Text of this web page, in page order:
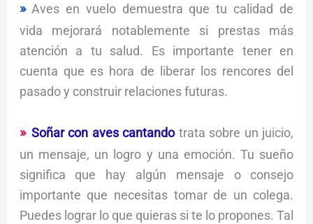
Aves en vuelo demuestra que tu calidad de
vida mejorará notablemente si prestas más
atención a tu salud. Es importante tener en
cuenta que es hora de liberar los rencores del
pasado y construir relaciones futuras.
Soñar con aves cantandotrata sobre un juicio,
un mensaje, un logro y una emoción. Tu sueño
significa que hay algún mensaje o consejo
importante que necesitas tomar de un colega.
Puedes lograr lo que quieras si te lo propones. Tal